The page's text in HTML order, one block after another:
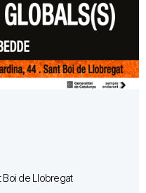
Boi de Llobregat